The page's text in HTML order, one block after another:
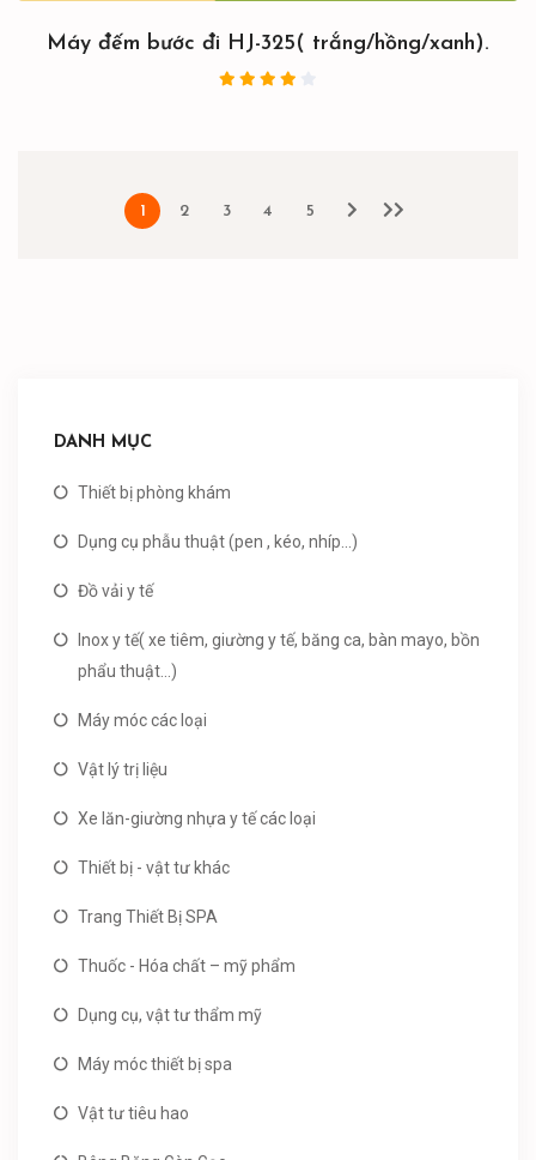
DANH MỤC
Thiết bị phòng khám
Dụng cụ phẫu thuật (pen , kéo, nhíp...)
Đồ vải y tế
Inox y tế( xe tiêm, giường y tế, băng ca, bàn mayo, bồn
phẩu thuật...)
Máy móc các loại
Vật lý trị liệu
Xe lăn-giường nhựa y tế các loại
Thiết bị - vật tư khác
Trang Thiết Bị SPA
Thuốc - Hóa chất – mỹ phẩm
Dụng cụ, vật tư thẩm mỹ
Máy móc thiết bị spa
Vật tư tiêu hao
Máy đếm bước đi HJ-325( trắng/hồng/xanh).
1 2 3 4 5